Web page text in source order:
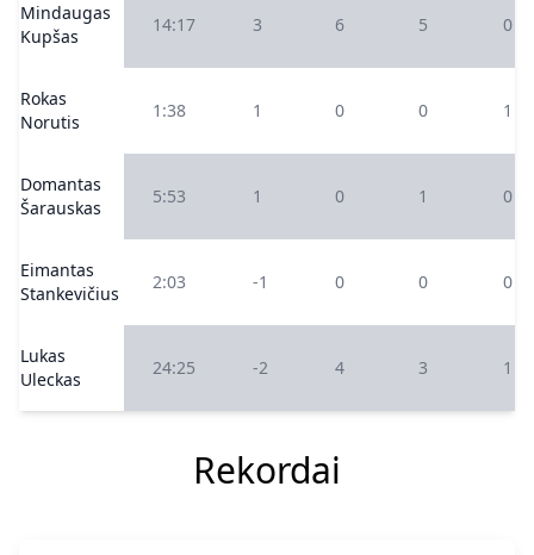
Mindaugas
Kupšas
14:17 3 6 5 0
Rokas
Norutis
1:38 1 0 0 1
Domantas
Šarauskas
5:53 1 0 1 0
Eimantas
Stankevičius
2:03 -1 0 0 0
Lukas
Uleckas
24:25 -2 4 3 1
Rekordai